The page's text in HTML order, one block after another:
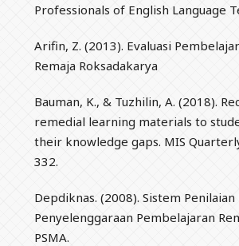
Professionals of English Language
Arifin, Z. (2013). Evaluasi
Remaja Roksadakarya
Bauman, K., & Tuzhilin, A. (2018).
remedial learning materials to
their knowledge gaps. MIS
332.
Depdiknas. (2008). Sistem Penilaian
Penyelenggaraan Pembelajaran
PSMA.